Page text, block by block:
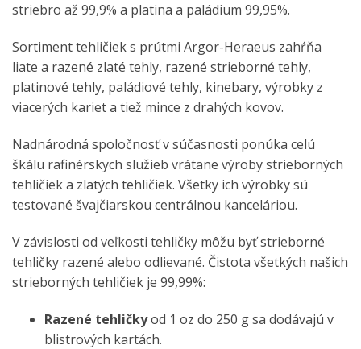
striebro až 99,9% a platina a paládium 99,95%.
Sortiment tehličiek s prútmi Argor-Heraeus zahŕňa
liate a razené zlaté tehly, razené strieborné tehly,
platinové tehly, paládiové tehly, kinebary, výrobky z
viacerých kariet a tiež mince z drahých kovov.
Nadnárodná spoločnosť v súčasnosti ponúka celú
škálu rafinérskych služieb vrátane výroby strieborných
tehličiek a zlatých tehličiek. Všetky ich výrobky sú
testované švajčiarskou centrálnou kanceláriou.
V závislosti od veľkosti tehličky môžu byť strieborné
tehličky razené alebo odlievané. Čistota všetkých našich
strieborných tehličiek je 99,99%:
Razené tehličkyod 1 oz do 250 g sa dodávajú v
blistrových kartách.